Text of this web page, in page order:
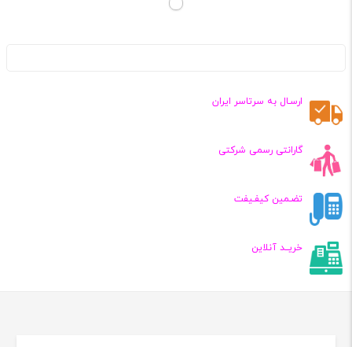
ارسـال به سرتاسر ایران
گارانتی رسمی شرکتی
تضـمین کیفـیفت
خریــد آنلاین